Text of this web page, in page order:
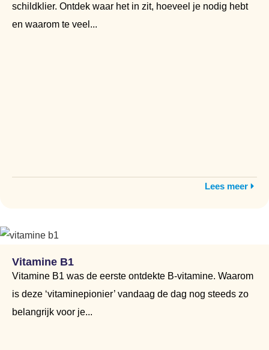
schildklier. Ontdek waar het in zit, hoeveel je nodig hebt
en waarom te veel...
Lees meer
Vitamine B1
Vitamine B1 was de eerste ontdekte B-vitamine. Waarom
is deze ‘vitaminepionier’ vandaag de dag nog steeds zo
belangrijk voor je...